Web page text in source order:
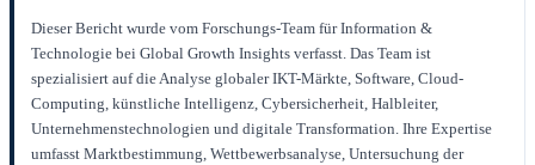
Dieser Bericht wurde vom Forschungs-Team für Information &
Technologie bei Global Growth Insights verfasst. Das Team ist
spezialisiert auf die Analyse globaler IKT-Märkte, Software, Cloud-
Computing, künstliche Intelligenz, Cybersicherheit, Halbleiter,
Unternehmenstechnologien und digitale Transformation. Ihre Expertise
umfasst Marktbestimmung, Wettbewerbsanalyse, Untersuchung der